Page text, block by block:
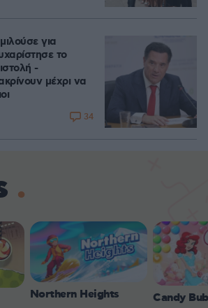
για
το
-
μέχρι να
34
Northern Heights Candy